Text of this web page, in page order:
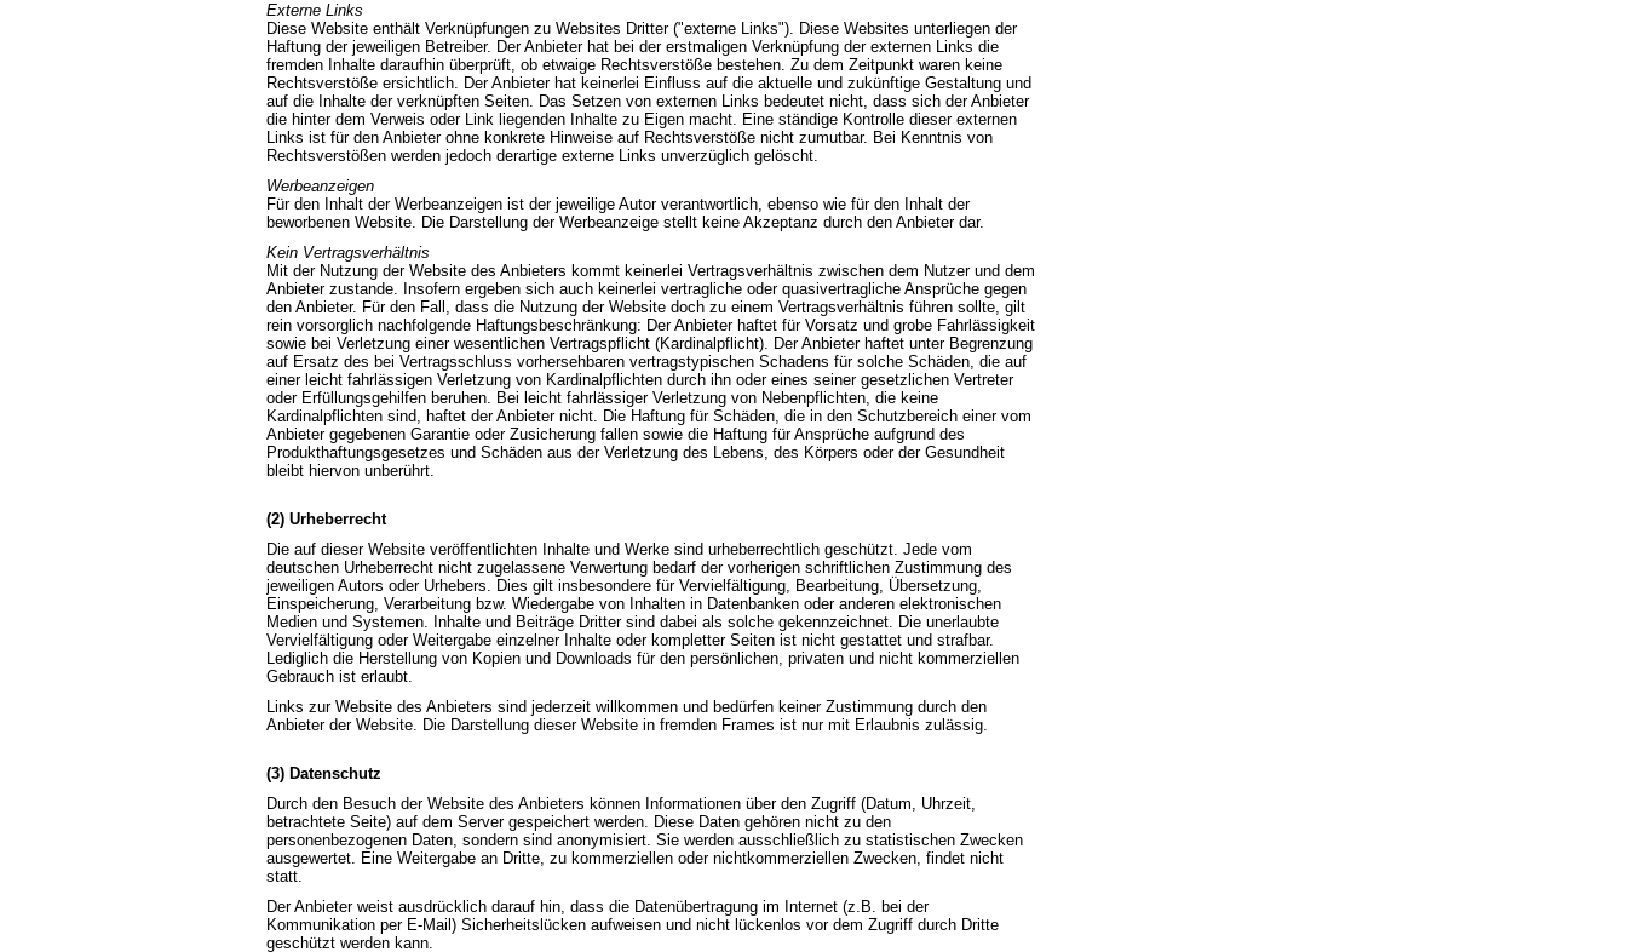
Externe Links
Diese Website enthält Verknüpfungen zu Websites Dritter ("externe Links"). Diese Websites unterliegen der
Haftung der jeweiligen Betreiber. Der Anbieter hat bei der erstmaligen Verknüpfung der externen Links die
fremden Inhalte daraufhin überprüft, ob etwaige Rechtsverstöße bestehen. Zu dem Zeitpunkt waren keine
Rechtsverstöße ersichtlich. Der Anbieter hat keinerlei Einfluss auf die aktuelle und zukünftige Gestaltung und
auf die Inhalte der verknüpften Seiten. Das Setzen von externen Links bedeutet nicht, dass sich der Anbieter
die hinter dem Verweis oder Link liegenden Inhalte zu Eigen macht. Eine ständige Kontrolle dieser externen
Links ist für den Anbieter ohne konkrete Hinweise auf Rechtsverstöße nicht zumutbar. Bei Kenntnis von
Rechtsverstößen werden jedoch derartige externe Links unverzüglich gelöscht.
Werbeanzeigen
Für den Inhalt der Werbeanzeigen ist der jeweilige Autor verantwortlich, ebenso wie für den Inhalt der
beworbenen Website. Die Darstellung der Werbeanzeige stellt keine Akzeptanz durch den Anbieter dar.
Kein Vertragsverhältnis
Mit der Nutzung der Website des Anbieters kommt keinerlei Vertragsverhältnis zwischen dem Nutzer und dem
Anbieter zustande. Insofern ergeben sich auch keinerlei vertragliche oder quasivertragliche Ansprüche gegen
den Anbieter. Für den Fall, dass die Nutzung der Website doch zu einem Vertragsverhältnis führen sollte, gilt
rein vorsorglich nachfolgende Haftungsbeschränkung: Der Anbieter haftet für Vorsatz und grobe Fahrlässigkeit
sowie bei Verletzung einer wesentlichen Vertragspflicht (Kardinalpflicht). Der Anbieter haftet unter Begrenzung
auf Ersatz des bei Vertragsschluss vorhersehbaren vertragstypischen Schadens für solche Schäden, die auf
einer leicht fahrlässigen Verletzung von Kardinalpflichten durch ihn oder eines seiner gesetzlichen Vertreter
oder Erfüllungsgehilfen beruhen. Bei leicht fahrlässiger Verletzung von Nebenpflichten, die keine
Kardinalpflichten sind, haftet der Anbieter nicht. Die Haftung für Schäden, die in den Schutzbereich einer vom
Anbieter gegebenen Garantie oder Zusicherung fallen sowie die Haftung für Ansprüche aufgrund des
Produkthaftungsgesetzes und Schäden aus der Verletzung des Lebens, des Körpers oder der Gesundheit
bleibt hiervon unberührt.
(2) Urheberrecht
Die auf dieser Website veröffentlichten Inhalte und Werke sind urheberrechtlich geschützt. Jede vom
deutschen Urheberrecht nicht zugelassene Verwertung bedarf der vorherigen schriftlichen Zustimmung des
jeweiligen Autors oder Urhebers. Dies gilt insbesondere für Vervielfältigung, Bearbeitung, Übersetzung,
Einspeicherung, Verarbeitung bzw. Wiedergabe von Inhalten in Datenbanken oder anderen elektronischen
Medien und Systemen. Inhalte und Beiträge Dritter sind dabei als solche gekennzeichnet. Die unerlaubte
Vervielfältigung oder Weitergabe einzelner Inhalte oder kompletter Seiten ist nicht gestattet und strafbar.
Lediglich die Herstellung von Kopien und Downloads für den persönlichen, privaten und nicht kommerziellen
Gebrauch ist erlaubt.
Links zur Website des Anbieters sind jederzeit willkommen und bedürfen keiner Zustimmung durch den
Anbieter der Website. Die Darstellung dieser Website in fremden Frames ist nur mit Erlaubnis zulässig.
(3) Datenschutz
Durch den Besuch der Website des Anbieters können Informationen über den Zugriff (Datum, Uhrzeit,
betrachtete Seite) auf dem Server gespeichert werden. Diese Daten gehören nicht zu den
personenbezogenen Daten, sondern sind anonymisiert. Sie werden ausschließlich zu statistischen Zwecken
ausgewertet. Eine Weitergabe an Dritte, zu kommerziellen oder nichtkommerziellen Zwecken, findet nicht
statt.
Der Anbieter weist ausdrücklich darauf hin, dass die Datenübertragung im Internet (z.B. bei der
Kommunikation per E-Mail) Sicherheitslücken aufweisen und nicht lückenlos vor dem Zugriff durch Dritte
geschützt werden kann.